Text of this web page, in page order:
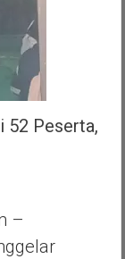
52 Peserta,
–